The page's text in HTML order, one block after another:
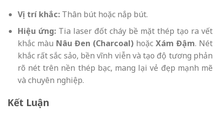
Vị trí khắc:Thân bút hoặc nắp bút.
Hiệu ứng:Tia laser đốt cháy bề mặt thép tạo ra vết
khắc màu Nâu Đen (Charcoal)hoặc Xám Đậm. Nét
khắc rất sắc sảo, bền vĩnh viễn và tạo độ tương phản
rõ nét trên nền thép bạc, mang lại vẻ đẹp mạnh mẽ
và chuyên nghiệp.
Kết Luận